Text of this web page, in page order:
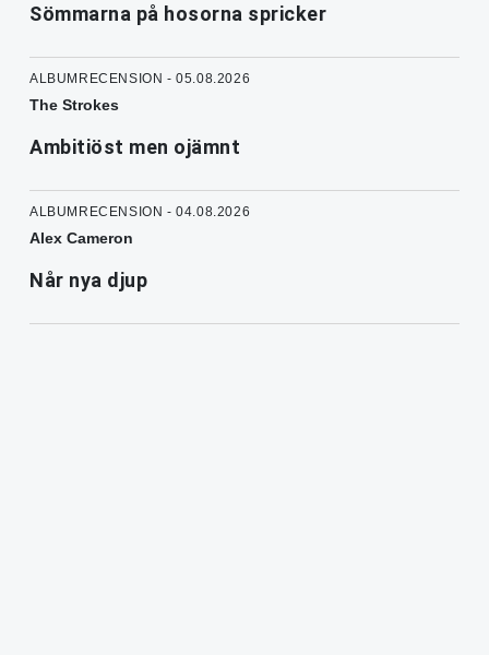
Sömmarna på hosorna spricker
ALBUMRECENSION - 05.08.2026
The Strokes
Ambitiöst men ojämnt
ALBUMRECENSION - 04.08.2026
Alex Cameron
Når nya djup